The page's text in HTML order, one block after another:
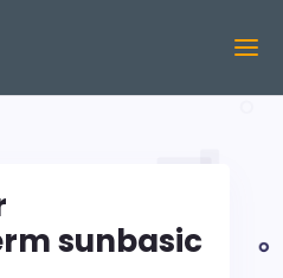
sunbasic